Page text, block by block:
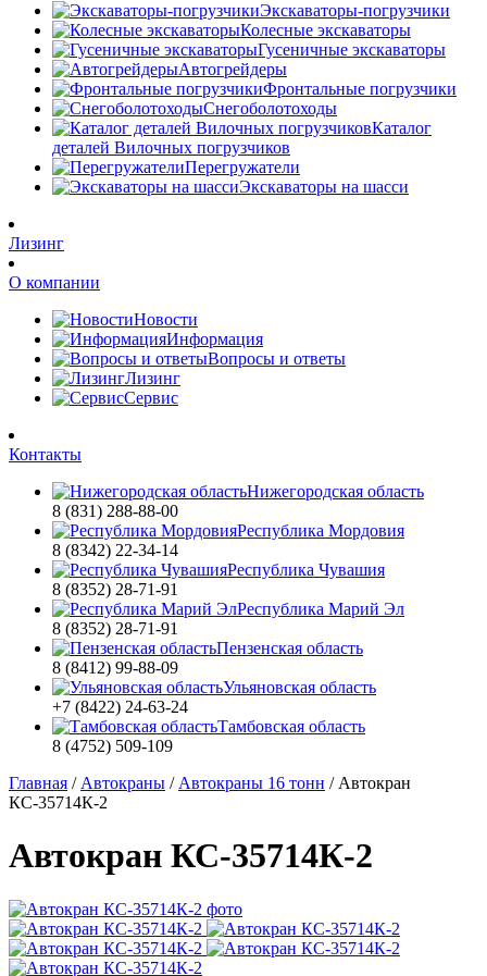
Экскаваторы-погрузчики
Колесные экскаваторы
Гусеничные экскаваторы
Автогрейдеры
Фронтальные погрузчики
Снегоболотоходы
Каталог
деталей Вилочных погрузчиков
Перегружатели
Экскаваторы на шасси
Лизинг
О компании
Новости
Информация
Вопросы и ответы
Лизинг
Сервис
Контакты
Нижегородская область
8 (831) 288-88-00
Республика Мордовия
8 (8342) 22-34-14
Республика Чувашия
8 (8352) 28-71-91
Республика Марий Эл
8 (8352) 28-71-91
Пензенская область
8 (8412) 99-88-09
Ульяновская область
+7 (8422) 24-63-24
Тамбовская область
8 (4752) 509-109
Главная / Автокраны / Автокраны 16 тонн / Автокран
КС-35714К-2
Автокран КС-35714К-2